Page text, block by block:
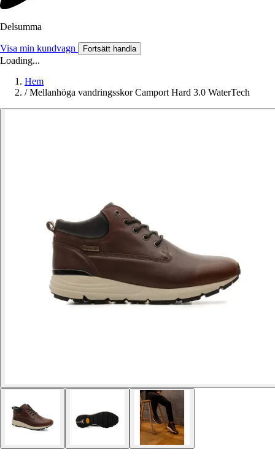
Delsumma
Visa min kundvagn Fortsätt handla
Loading...
Hem
/ Mellanhöga vandringsskor Camport Hard 3.0 WaterTech